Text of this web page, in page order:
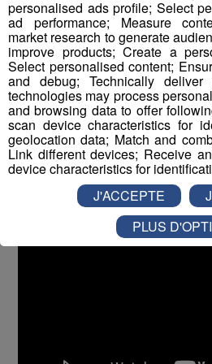
pour nous parler de l'ascension
Walker, dans les Grandes
Dubouloz et Symon
nuits sur cette voie
sommet.
personalised ads profile; Select
ad performance; Measure
market research to generate
improve products; Create a
Select personalised content;
and debug; Technically
technologies may process
and browsing data to offer
scan device characteristics for
geolocation data; Match and
Link different devices; Receive
device characteristics for
J'ACCEPTE
PLUS